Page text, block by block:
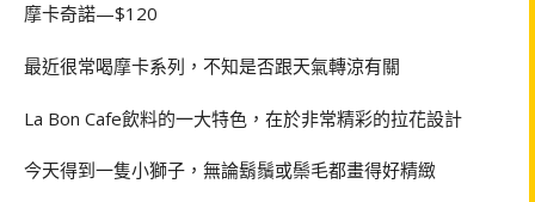
摩卡奇諾—$120
最近很常喝摩卡系列，不知是否跟天氣轉涼有關
La Bon Cafe飲料的一大特色，在於非常精彩的拉花設計
今天得到一隻小獅子，無論鬍鬚或鬃毛都畫得好精緻